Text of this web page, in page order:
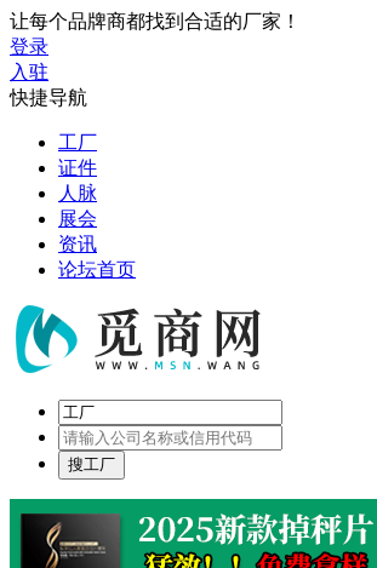
让每个品牌商都找到合适的厂家！
登录
入驻
快捷导航
工厂
证件
人脉
展会
资讯
论坛首页